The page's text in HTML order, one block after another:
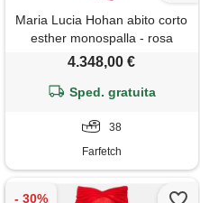
Maria Lucia Hohan abito corto
esther monospalla - rosa
4.348,00 €
Sped. gratuita
38
Farfetch